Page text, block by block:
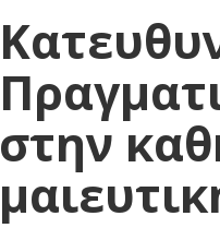
στην